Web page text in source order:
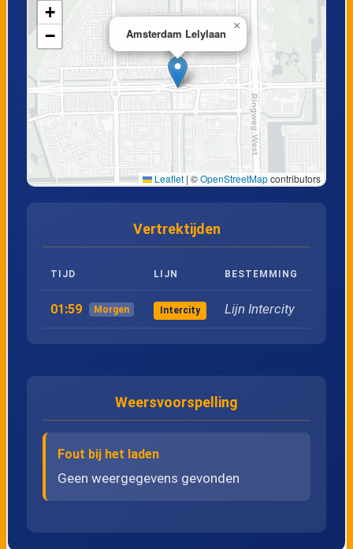
19 Amsterdam RAI
20 Duivendrecht
21 Amsterdam Centraal
22 Amsterdam Sloterdijk
Amsterdam Lelylaan
×
+
−
Leaflet | ©OpenStreetMapcontributors
Vertrektijden
TIJD LIJN BESTEMMING
01:59 Morgen Intercity Lijn Intercity
Weersvoorspelling
Fout bij het laden
Geen weergegevens gevonden